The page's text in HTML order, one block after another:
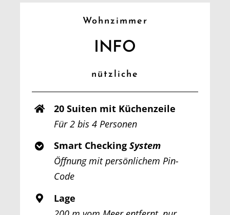
Wohnzimmer
INFO
nützliche
20 Suiten mit Küchenzeile
Für 2 bis 4 Personen
Smart CheckingSystem
Öffnung mit persönlichem Pin-
Code
Lage